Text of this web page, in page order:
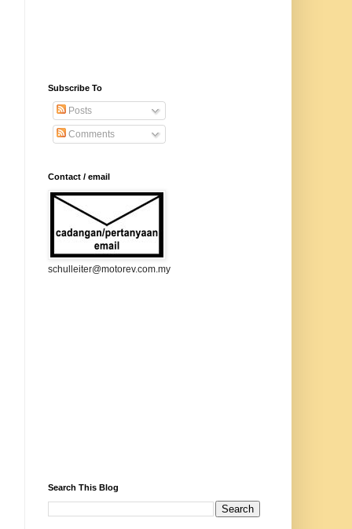
Subscribe To
Posts
Comments
Contact / email
schulleiter@motorev.com.my
Search This Blog